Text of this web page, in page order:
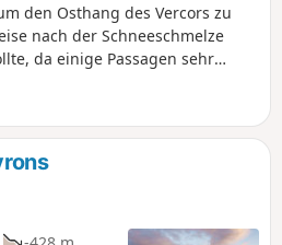
den Osthang des Vercors zu
nach der Schneeschmelze
da einige Passagen sehr
den Mont Blanc und
diesen herrlichen Hang des
beeindruckenden Felsen.